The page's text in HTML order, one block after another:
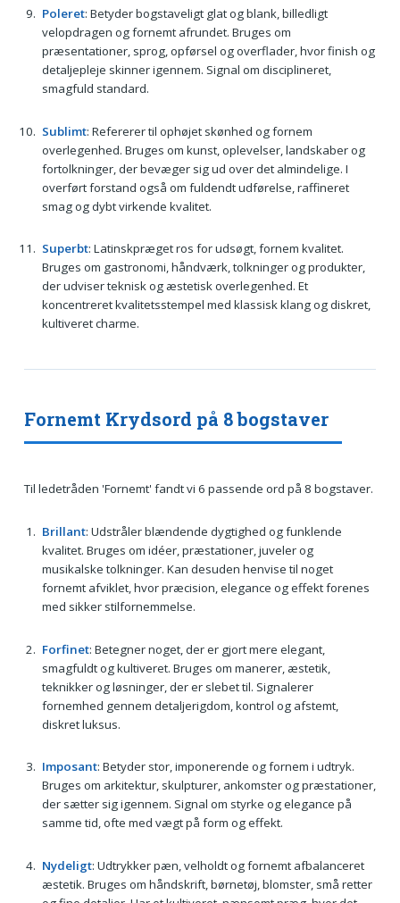
Poleret: Betyder bogstaveligt glat og blank, billedligt
velopdragen og fornemt afrundet. Bruges om
præsentationer, sprog, opførsel og overflader, hvor finish og
detaljepleje skinner igennem. Signal om disciplineret,
smagfuld standard.
Sublimt: Refererer til ophøjet skønhed og fornem
overlegenhed. Bruges om kunst, oplevelser, landskaber og
fortolkninger, der bevæger sig ud over det almindelige. I
overført forstand også om fuldendt udførelse, raffineret
smag og dybt virkende kvalitet.
Superbt: Latinskpræget ros for udsøgt, fornem kvalitet.
Bruges om gastronomi, håndværk, tolkninger og produkter,
der udviser teknisk og æstetisk overlegenhed. Et
koncentreret kvalitetsstempel med klassisk klang og diskret,
kultiveret charme.
Fornemt Krydsord på 8 bogstaver
Til ledetråden 'Fornemt' fandt vi 6 passende ord på 8 bogstaver.
Brillant: Udstråler blændende dygtighed og funklende
kvalitet. Bruges om idéer, præstationer, juveler og
musikalske tolkninger. Kan desuden henvise til noget
fornemt afviklet, hvor præcision, elegance og effekt forenes
med sikker stilfornemmelse.
Forfinet: Betegner noget, der er gjort mere elegant,
smagfuldt og kultiveret. Bruges om manerer, æstetik,
teknikker og løsninger, der er slebet til. Signalerer
fornemhed gennem detaljerigdom, kontrol og afstemt,
diskret luksus.
Imposant: Betyder stor, imponerende og fornem i udtryk.
Bruges om arkitektur, skulpturer, ankomster og præstationer,
der sætter sig igennem. Signal om styrke og elegance på
samme tid, ofte med vægt på form og effekt.
Nydeligt: Udtrykker pæn, velholdt og fornemt afbalanceret
æstetik. Bruges om håndskrift, børnetøj, blomster, små retter